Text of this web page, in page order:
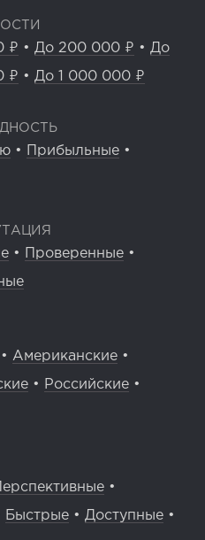
₽ • До 200 000 ₽ • До
₽ • До 1 000 000 ₽
• Прибыльные •
• Проверенные •
• Американские •
• Российские •
•
Быстрые • Доступные •